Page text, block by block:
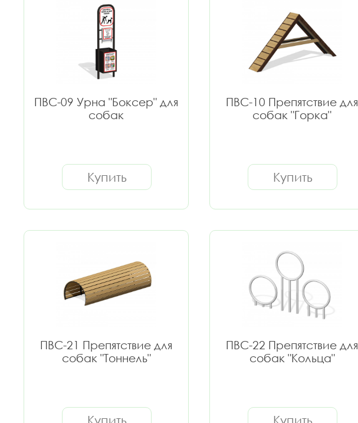
ПВС-09 Урна "Боксер" для
собак
Купить
ПВС-10 Препятствие для
собак "Горка"
Купить
ПВС-21 Препятствие для
собак "Тоннель"
ПВС-22 Препятствие для
собак "Кольца"